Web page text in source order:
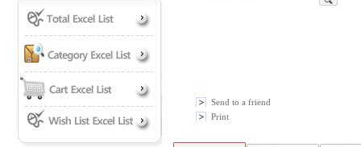
Send to a friend
Print